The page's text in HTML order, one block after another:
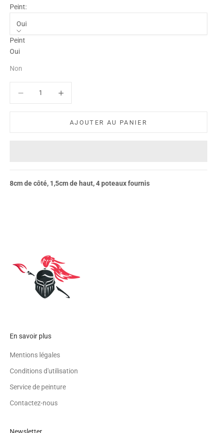
Peint:
Oui
Peint
Oui
Non
AJOUTER AU PANIER
8cm de côté, 1,5cm de haut, 4 poteaux fournis
En savoir plus
Mentions légales
Conditions d'utilisation
Service de peinture
Contactez-nous